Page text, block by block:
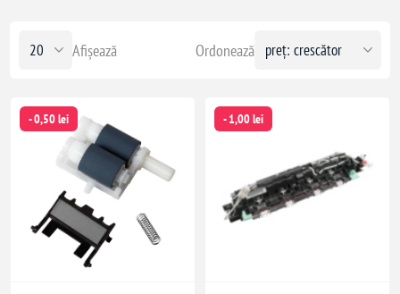
Ordonează
Afișează
- 0,50 lei - 1,00 lei